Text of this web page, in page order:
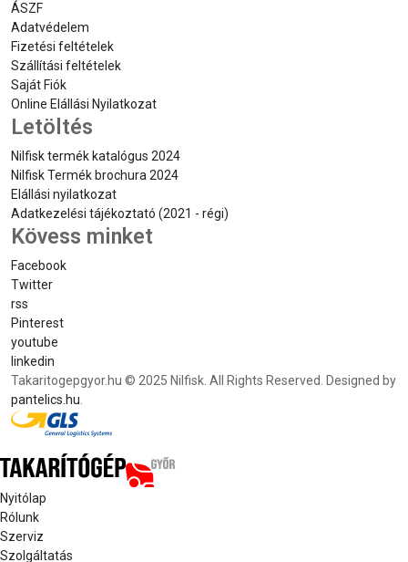
ÁSZF
Adatvédelem
Fizetési feltételek
Szállítási feltételek
Saját Fiók
Online Elállási Nyilatkozat
Letöltés
Nilfisk termék katalógus 2024
Nilfisk Termék brochura 2024
Elállási nyilatkozat
Adatkezelési tájékoztató (2021 - régi)
Kövess minket
Facebook
Twitter
rss
Pinterest
youtube
linkedin
Takaritogepgyor.hu © 2025 Nilfisk. All Rights Reserved. Designed by
pantelics.hu
Nyitólap
Rólunk
Szerviz
Szolgáltatás